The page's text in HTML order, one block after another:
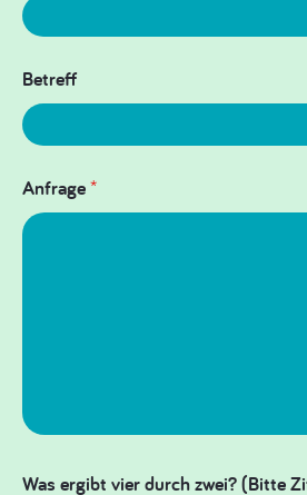
Betreff
Anfrage*
Was ergibt vier durch zwei? (Bitte